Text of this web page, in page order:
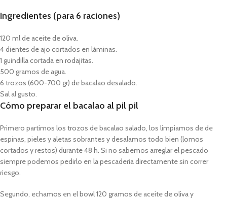
Ingredientes (para 6 raciones)
120 ml de aceite de oliva.
4 dientes de ajo cortados en láminas.
1 guindilla cortada en rodajitas.
500 gramos de agua.
6 trozos (600-700 gr) de bacalao desalado.
Sal al gusto.
Cómo preparar el bacalao al pil pil
Primero partimos los trozos de bacalao salado, los limpiamos de de
espinas, pieles y aletas sobrantes y desalamos todo bien (lomos
cortados y restos) durante 48 h. Si no sabemos arreglar el pescado
siempre podemos pedirlo en la pescadería directamente sin correr
riesgo.
Segundo, echamos en el bowl 120 gramos de aceite de oliva y